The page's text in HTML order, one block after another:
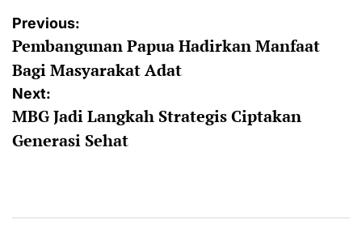
Post
navigation
Previous:
Pembangunan Papua Hadirkan Manfaat
Bagi Masyarakat Adat
Next:
MBG Jadi Langkah Strategis Ciptakan
Generasi Sehat